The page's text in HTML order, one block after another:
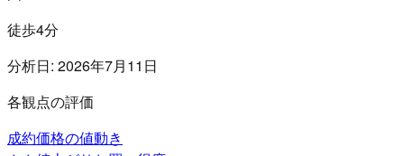
徒歩4分
分析日: 2026年7月11日
各観点の評価
成約価格の値動き